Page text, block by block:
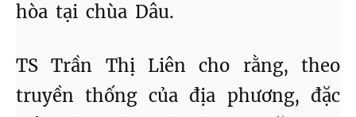
hòa tại chùa Dâu.
TS Trần Thị Liên cho rằng, theo
truyền thống của địa phương, đặc